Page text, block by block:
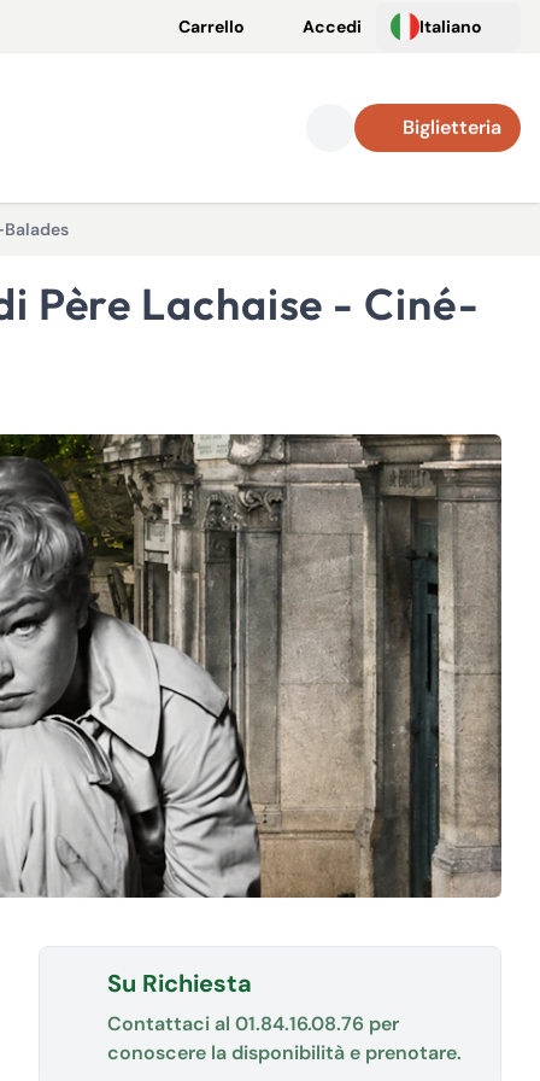
Carrello Accedi Italiano
Biglietteria
Su Richiesta
Contattaci al 01.84.16.08.76 per
conoscere la disponibilità e prenotare.